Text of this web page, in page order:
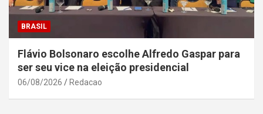
BRASIL
Flávio Bolsonaro escolhe Alfredo Gaspar para
ser seu vice na eleição presidencial
06/08/2026 Redacao